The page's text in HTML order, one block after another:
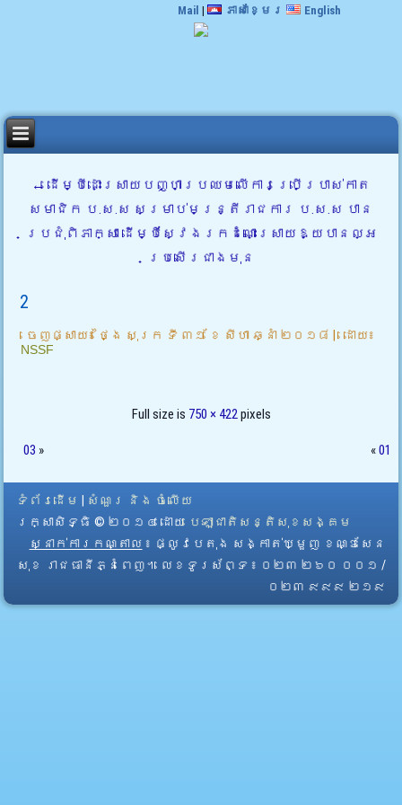
Mail | ភាសាខ្មែរ English
← ដើម្បីដោះស្រាយបញ្ហាប្រឈមលើការប្រើប្រាស់កាត
សមាជិក ប.ស.ស សម្រាប់មន្រ្តីរាជការ ប.ស.ស បាន
ប្រជុំពិភាក្សា ដើម្បីស្វែងរកដំណោះស្រាយឱ្យបានល្អ
ប្រសើរជាងមុន
2
ចេញផ្សាយ៖ ថ្ងៃ សុក្រ ទី ៣១ ខែ សីហា ឆ្នាំ ២០១៨ | ដោយ៖
NSSF
Full size is 750 × 422pixels
03 » «01
ទំព័រដើម
សំណួរ និង ចំលើយ
រក្សាសិទ្ធិ © ២០១៤ ដោយ​ បេឡាជាតិសន្តិសុខសង្គម
ស្នាក់ការកណ្តាល ៖ ផ្លូវបេតុង សង្កាត់ឃ្មួញ ខណ្ឌសែន
សុខ រាជធានីភ្នំពេញ។ លេខទូរស័ព្ទ ៖ ០២៣ ២៦០ ០០១ /
០២៣ ៩៩៩ ២១៩